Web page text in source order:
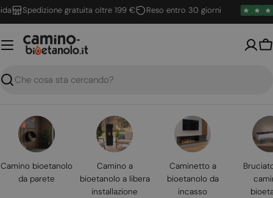
Vai
al
contenuto
Spedizione gratuita oltre 199 € Reso entro 30 giorni
Ricerca
Camino bioetanolo
da parete
Camino a
bioetanolo a libera
installazione
Caminetto a
bioetanolo da
incasso